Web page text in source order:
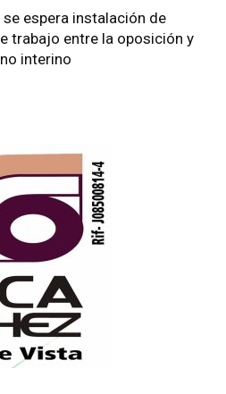
se espera instalación de
trabajo entre la oposición y
interino